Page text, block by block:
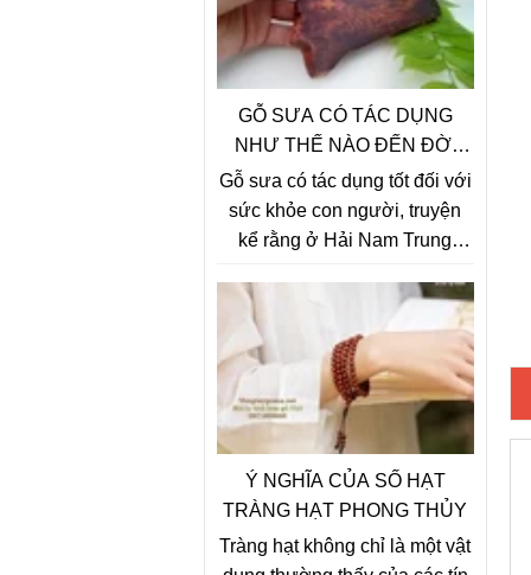
GỖ SƯA CÓ TÁC DỤNG
NHƯ THẾ NÀO ĐẾN ĐỜI
SỐNG CON NGƯỜI
Gỗ sưa có tác dụng tốt đối với
sức khỏe con người, truyện
kể rằng ở Hải Nam Trung
khỏe mạnh, da dẻ hồng hào,
dâu tóc bạc phơ có tuổi thọ
trung bình cả trăm tuổi sống
trong những ngôi nhà bằng gỗ
sưa đỏ, khi nghiên cứu về sự
bí ẩn này người ta thấy có sự
liên quan giữa gỗ sưa và sức
khỏe con người.
Ý NGHĨA CỦA SỐ HẠT
TRÀNG HẠT PHONG THỦY
Tràng hạt không chỉ là một vật